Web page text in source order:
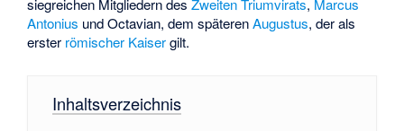
siegreichen Mitgliedern desZweiten Triumvirats, Marcus
Antonius und Octavian, dem späterenAugustus, der als
erster römischer Kaisergilt.
Inhaltsverzeichnis